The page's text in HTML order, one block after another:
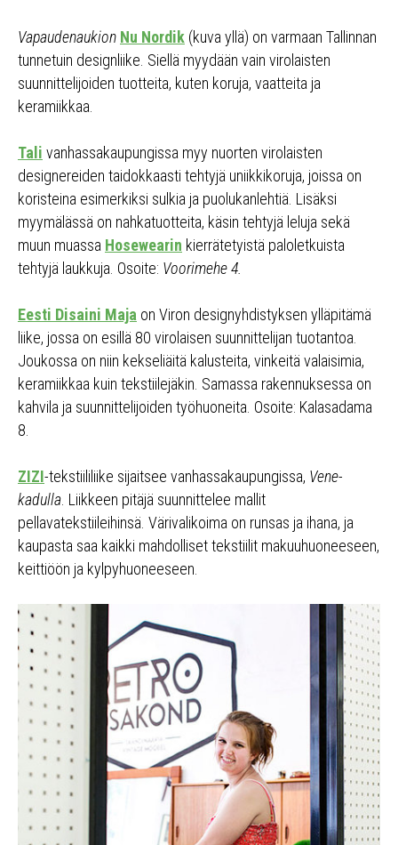
Vapaudenaukion Nu Nordik (kuva yllä) on varmaan Tallinnan
tunnetuin designliike. Siellä myydään vain virolaisten
suunnittelijoiden tuotteita, kuten koruja, vaatteita ja
keramiikkaa.
Tali vanhassakaupungissa myy nuorten virolaisten
designereiden taidokkaasti tehtyjä uniikkikoruja, joissa on
koristeina esimerkiksi sulkia ja puolukanlehtiä. Lisäksi
myymälässä on nahkatuotteita, käsin tehtyjä leluja sekä
muun muassa Hosewearin kierrätetyistä paloletkuista
tehtyjä laukkuja. Osoite: Voorimehe 4.
Eesti Disaini Maja on Viron designyhdistyksen ylläpitämä
liike, jossa on esillä 80 virolaisen suunnittelijan tuotantoa.
Joukossa on niin kekseliäitä kalusteita, vinkeitä valaisimia,
keramiikkaa kuin tekstiilejäkin. Samassa rakennuksessa on
kahvila ja suunnittelijoiden työhuoneita. Osoite: Kalasadama
8.
ZIZI-tekstiililiike sijaitsee vanhassakaupungissa, Vene-
kadulla. Liikkeen pitäjä suunnittelee mallit
pellavatekstiileihinsä. Värivalikoima on runsas ja ihana, ja
kaupasta saa kaikki mahdolliset tekstiilit makuuhuoneeseen,
keittiöön ja kylpyhuoneeseen.